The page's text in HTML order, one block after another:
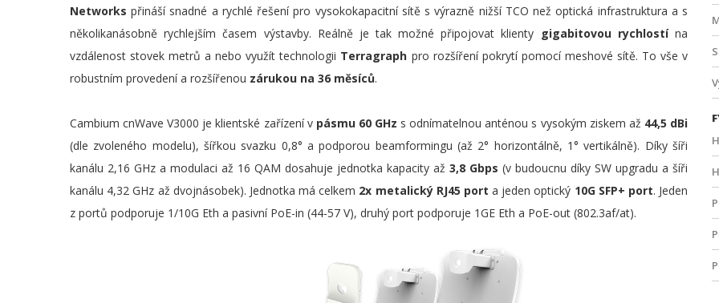
Networkspřináší snadné a rychlé řešení pro vysokokapacitní sítě s výrazně nižší TCO než optická infrastruktura a s
několikanásobně rychlejším časem výstavby. Reálně je tak možné připojovat klienty gigabitovou rychlostína
vzdálenost stovek metrů a nebo využít technologii Terragraph pro rozšíření pokrytí pomocí meshové sítě. To vše v
robustním provedení a rozšířenou zárukou na 36 měsíců.
Cambium cnWave V3000 je klientské zařízení v pásmu 60 GHz s odnímatelnou anténou s vysokým ziskem až 44,5 dBi
(dle zvoleného modelu), šířkou svazku 0,8° a podporou beamformingu (až 2° horizontálně, 1° vertikálně). Díky šíři
kanálu 2,16 GHz a modulaci až 16 QAM dosahuje jednotka kapacity až 3,8 Gbps (v budoucnu díky SW upgradu a šíři
kanálu 4,32 GHz až dvojnásobek). Jednotka má celkem 2x metalický RJ45 porta jeden optický 10G SFP+ port. Jeden
z portů podporuje 1/10G Eth a pasivní PoE-in (44-57 V), druhý port podporuje 1GE Eth a PoE-out (802.3af/at).